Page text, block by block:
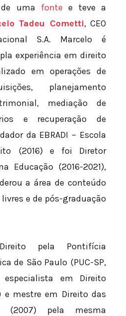
uma fonte e teve a
Tadeu Cometti, CEO
S.A. Marcelo é
experiência em direito
em operações de
planejamento
mediação de
e recuperação de
da EBRADI – Escola
(2016) e foi Diretor
Educação (2016-2021),
a área de conteúdo
e de pós-graduação
pela Pontifícia
de São Paulo (PUC-SP,
em Direito
e mestre em Direito das
(2007) pela mesma